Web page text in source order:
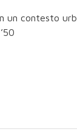
un contesto